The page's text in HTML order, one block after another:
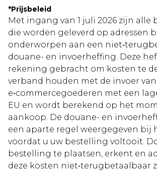
*Prijsbeleid
Met ingang van 1 juli 2026 zijn alle
die worden geleverd op adressen
onderworpen aan een
douane- en invoerheffing. Deze
rekening gebracht om kosten te
verband houden met de invoer van
e‑commercegoederen met een
EU en wordt berekend op het
aankoop. De douane- en
een aparte regel weergegeven bij
voordat u uw bestelling voltooit.
bestelling te plaatsen, erkent en
deze kosten niet‑terugbetaalbaar